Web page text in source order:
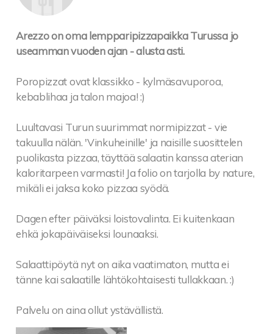
Arezzo on oma lempparipizzapaikka Turussa jo
useamman vuoden ajan - alusta asti.
Poropizzat ovat klassikko - kylmäsavuporoa,
kebablihaa ja talon majoa! :)
Luultavasi Turun suurimmat normipizzat - vie
takuulla nälän. 'Vinkuheinille' ja naisille suosittelen
puolikasta pizzaa, täyttää salaatin kanssa aterian
kaloritarpeen varmasti! Ja folio on tarjolla by nature,
mikäli ei jaksa koko pizzaa syödä.
Dagen efter päiväksi loistovalinta. Ei kuitenkaan
ehkä jokapäiväiseksi lounaaksi.
Salaattipöytä nyt on aika vaatimaton, mutta ei
tänne kai salaatille lähtökohtaisesti tullakkaan. :)
Palvelu on aina ollut ystävällistä.